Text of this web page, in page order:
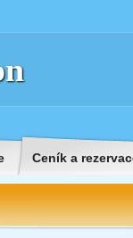
Ceník a